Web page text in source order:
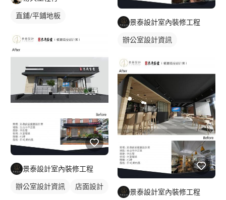
果交給設計師當然省去很多問題可以控制預算,施工品質把關,還有
售後服務雖然費用上貴一些,這麼算都划算歐。 Q:設計公司繪圖估
價要多久時間呢？ A:從丈量到第一次平面配置約7個工作天，確認
平面圖後估價預計14個工作天。 Q:施工時間大約多久？ A:一般住
宅30坪約45個工作天，商業空間30坪約60個工作天。 Q:我自己搞
不清預算這麼辦？ A:預算會影響裝潢內容先詢問設計師，也可以
抓出總預算提供給設計師幫你評估是否可以執行或是自己分割預
算:例如設計費,工程費,監工費,家電傢俱等費用 Q:擔心被設計師當
盤子嗎？ 人生有幾次裝潢呢?現在網路發達,查詢價格透明超簡單(不
是比便宜就好,魔鬼藏在細節裡)1.一分錢一分貨觀念2.事前溝通項目
數量材質標示3.簽訂合約避免糾紛。 Q:為何市面上有些說不用設計
費呢？ A:有可能會把設計費加在工程報價或是其他項目。 Q:為何
系統櫃公司畫圖都不用費用 A:一般設計公司初期丈量，繪製平面
配置 初估報價是不須費用，等確認價格後，才會付訂金，再次修
改繪製圖面確認進行工程事項。 Q:為何設計公司不做局部修繕 A:
因為局部修繕費用比較高，例如安裝單項物品須要工資或是局部修
繕油漆漏水，因為量少成本會很高，客戶比較沒有辦法接受，通常
都是針對老客戶做服務為主。 Q:為何設計公司單項採購會比網路
直鋪/平鋪地板
景泰設計室內裝修工程
辦公室設計資訊 店面設計
景泰設計室內裝修工程
辦公室設計資訊
景泰設計室內裝修工程